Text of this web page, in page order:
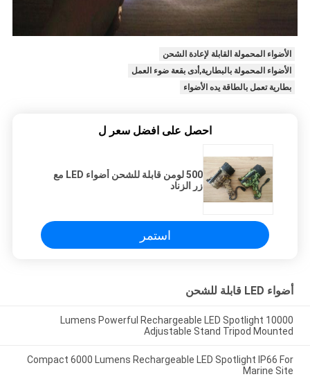
الأضواء المحمولة القابلة لإعادة الشحن
الأضواء المحمولة بالبطارية,أدى بقعة ضوء العمل
بطارية تعمل بالطاقة يده الأضواء
احصل على افضل سعر ل
500 لومن قابلة للشحن أضواء LED مع
زر الزناد
استمر
أضواء LED قابلة للشحن
10000 Lumens Powerful Rechargeable LED Spotlight
Adjustable Stand Tripod Mounted
Compact 6000 Lumens Rechargeable LED Spotlight IP66 For
Marine Site